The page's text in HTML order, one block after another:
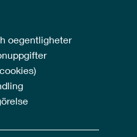
oegentligheter